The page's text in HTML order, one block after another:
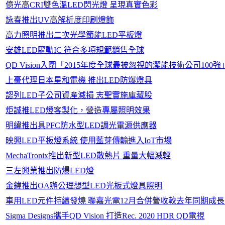
億光高CRI雙色溫LED閃光燈 呈現真實色彩
詠春推出UV高解析度印刷燈飾
高力照明推出二次光學節能LED平板燈
安雄LED驅動IC 符合多項規範銷售全球
QD Vision入圍「2015年度全球最被忽視的潔能技術公司100強
上豪代理日本星和電機 推出LED防爆燈具
認列LED子公司資產減損 志聖實施庫藏股
炬誠推LED燈客製化，營造專屬照明效果
明緯推出具PFC防水型LED調光電源供應器
映興LED平板燈系統 使用藍芽傳輸進入IoT市場
MechaTronix推出新型LED散熱片 重量大幅減輕
三左興業推出防爆LED燈
金鍏推出OA辦公理想型LED光板式燈具照明
車用LED元件持續發燒 聯嘉光電12月合併營收較去年同期成長
Sigma Designs攜手QD Vision 打造Rec. 2020 HDR QD電視